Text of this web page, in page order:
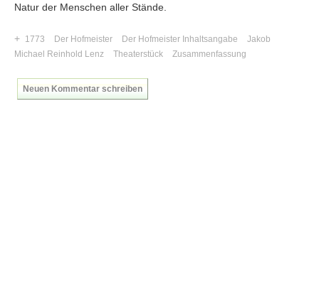
Natur der Menschen aller Stände.
+ 1773 Der Hofmeister Der Hofmeister Inhaltsangabe
Jakob
Michael Reinhold Lenz
Theaterstück Zusammenfassung
Neuen Kommentar schreiben